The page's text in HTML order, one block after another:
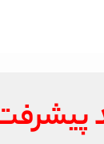
۱۷۲ واحدی نهضت ملی